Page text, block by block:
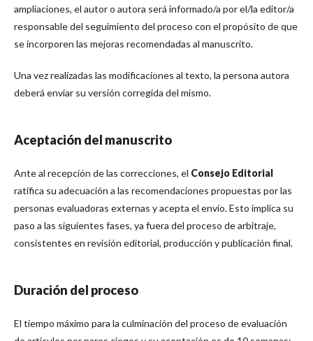
ampliaciones, el autor o autora será informado/a por el/la editor/a
responsable del seguimiento del proceso con el propósito de que
se incorporen las mejoras recomendadas al manuscrito.
Una vez realizadas las modificaciones al texto, la persona autora
deberá enviar su versión corregida del mismo.
Aceptación del manuscrito
Ante al recepción de las correcciones, el Consejo Editorial
ratifica su adecuación a las recomendaciones propuestas por las
personas evaluadoras externas y acepta el envío. Esto implica su
paso a las siguientes fases, ya fuera del proceso de arbitraje,
consistentes en revisión editorial, producción y publicación final.
Duración del proceso
El tiempo máximo para la culminación del proceso de evaluación